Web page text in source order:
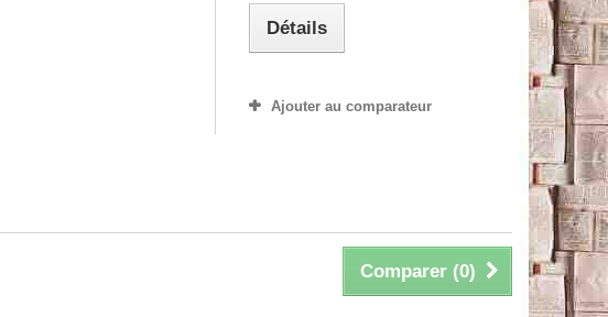
Détails
Ajouter au comparateur
Comparer (0)